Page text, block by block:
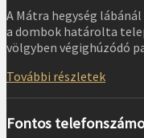
A Mátra hegység
a dombok határolta
völgyben végighúzódó
További részletek
Fontos